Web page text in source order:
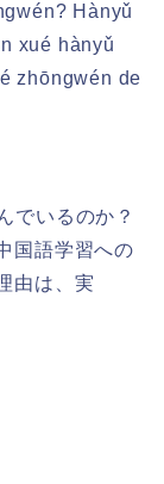
Hànyǔ
xué hànyǔ
zhōngwén de
でいるのか？
国語学習への
由は、実